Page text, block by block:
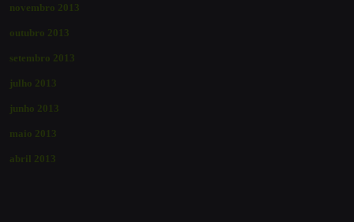
novembro 2013
outubro 2013
setembro 2013
julho 2013
junho 2013
maio 2013
abril 2013